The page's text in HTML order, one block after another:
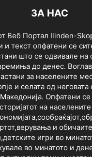
ЗА НАС
Веб Портал Ilinden-
и текст опфатени се
што се одвивале на
до денес.
за населените
и селата од неговата
Опфатени
на
и
игри во
во минатото и